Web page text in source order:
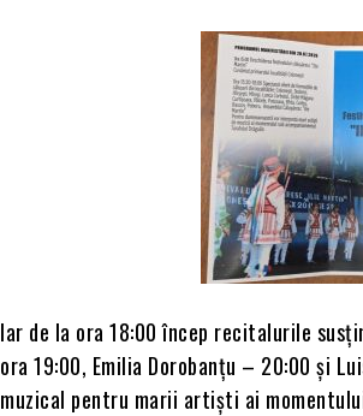
Iar de la ora 18:00 încep recitalurile
ora 19:00, Emilia Dorobanțu – 20:00 și
muzical pentru marii artiști ai